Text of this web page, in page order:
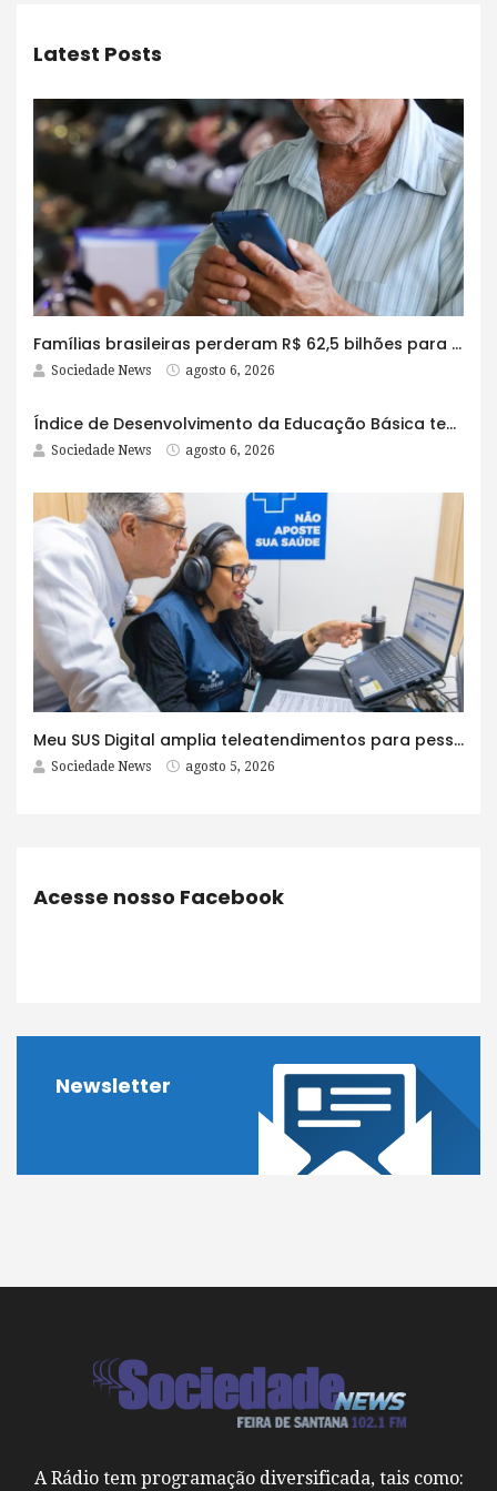
Latest Posts
Famílias brasileiras perderam R$ 62,5 bilhões para bets em 2025
Sociedade News agosto 6, 2026
Índice de Desenvolvimento da Educação Básica tem elevação em todas as etapas
Sociedade News agosto 6, 2026
Meu SUS Digital amplia teleatendimentos para pessoas com problemas com jogos e apostas
Sociedade News agosto 5, 2026
Acesse nosso Facebook
Newsletter
A Rádio tem programação diversificada, tais como: